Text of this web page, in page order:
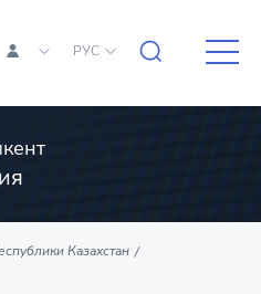
РУС
Казахстан